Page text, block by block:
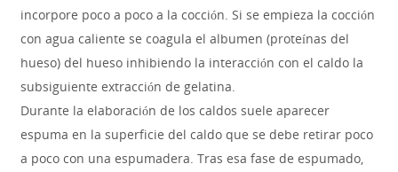
incorpore poco a poco a la cocción. Si se empieza la cocción
con agua caliente se coagula el albumen (proteínas del
hueso) del hueso inhibiendo la interacción con el caldo la
subsiguiente extracción de gelatina.
Durante la elaboración de los caldos suele aparecer
espuma en la superficie del caldo que se debe retirar poco
a poco con una espumadera. Tras esa fase de espumado,